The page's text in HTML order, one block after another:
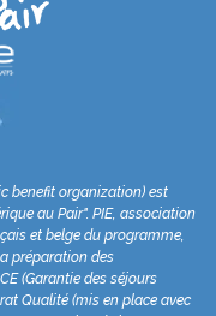
benefit organization) est
au Pair". PIE, association
et belge du programme,
préparation des
(Garantie des séjours
Qualité (mis en place avec